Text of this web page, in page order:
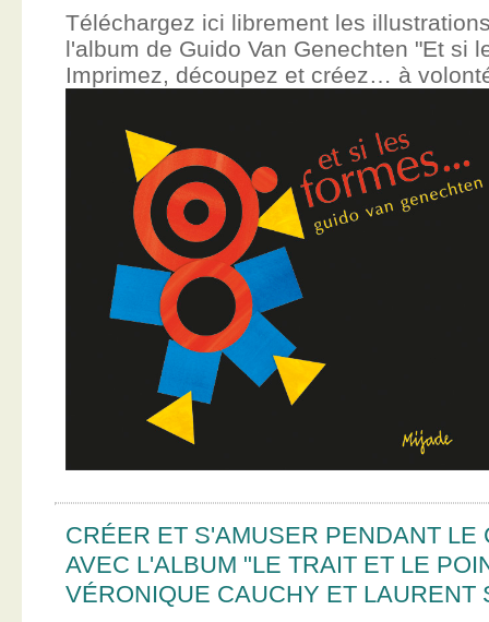
Téléchargez ici librement les
l'album de Guido Van Genechten "Et si
Imprimez, découpez et créez… à
CRÉER ET S'AMUSER PENDANT LE
AVEC L'ALBUM "LE TRAIT ET LE
VÉRONIQUE CAUCHY ET LAURENT